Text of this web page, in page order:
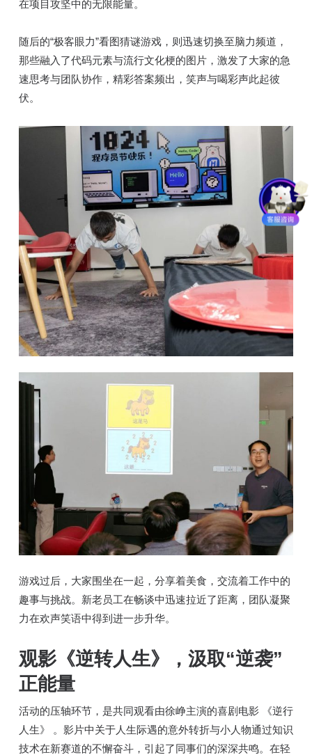
在项目攻坚中的无限能量。
随后的“极客眼力”看图猜谜游戏，则迅速切换至脑力频道，
那些融入了代码元素与流行文化梗的图片，激发了大家的急
速思考与团队协作，精彩答案频出，笑声与喝彩声此起彼
伏。
游戏过后，大家围坐在一起，分享着美食，交流着工作中的
趣事与挑战。新老员工在畅谈中迅速拉近了距离，团队凝聚
力在欢声笑语中得到进一步升华。
观影《逆转人生》，汲取“逆袭”
正能量
活动的压轴环节，是共同观看由徐峥主演的喜剧电影 《逆行
人生》 。影片中关于人生际遇的意外转折与小人物通过知识
技术在新赛道的不懈奋斗，引起了同事们的深深共鸣。在轻